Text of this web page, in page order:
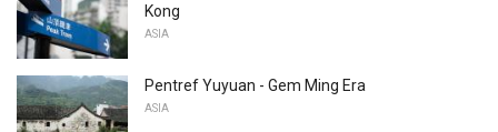
Kong
ASIA
Pentref Yuyuan - Gem Ming Era
ASIA